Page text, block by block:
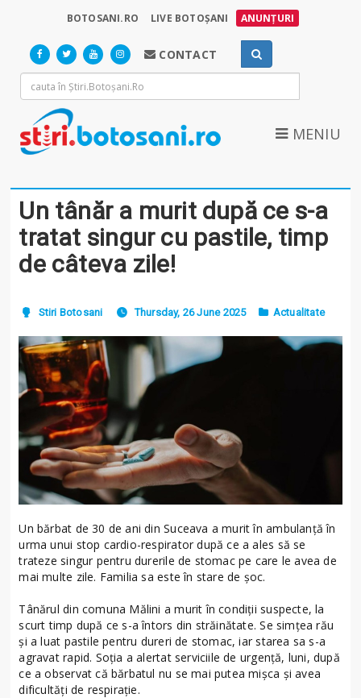
BOTOSANI.RO LIVE BOTOȘANI ANUNȚURI
CONTACT
MENIU
Un tânăr a murit după ce s-a
tratat singur cu pastile, timp
de câteva zile!
Stiri Botosani Thursday, 26 June 2025 Actualitate
Un bărbat de 30 de ani din Suceava a murit în ambulanţă în
urma unui stop cardio-respirator după ce a ales să se
trateze singur pentru durerile de stomac pe care le avea de
mai multe zile. Familia sa este în stare de șoc.
Tânărul din comuna Mălini a murit în condiții suspecte, la
scurt timp după ce s-a întors din străinătate. Se simțea rău
și a luat pastile pentru dureri de stomac, iar starea sa s-a
agravat rapid. Soția a alertat serviciile de urgență, luni, după
ce a observat că bărbatul nu se mai putea mișca și avea
dificultăți de respirație.